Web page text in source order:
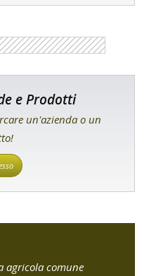
e Prodotti
un'azienda o un
agricola comune